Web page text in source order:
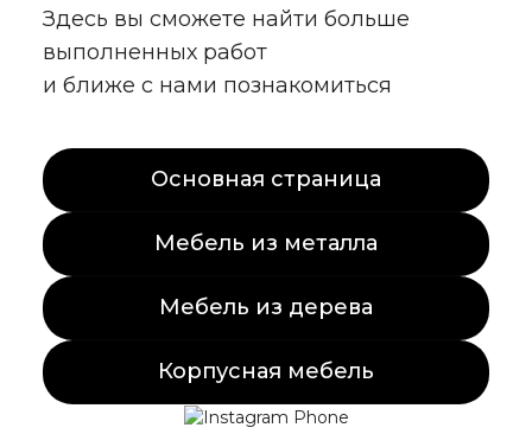
Здесь вы сможете найти больше
выполненных работ
и ближе с нами познакомиться
Основная страница
Мебель из металла
Мебель из дерева
Корпусная мебель